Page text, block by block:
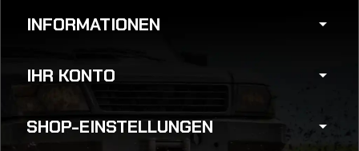
INFORMATIONEN arrow_drop_down
IHR KONTO arrow_drop_down
SHOP-EINSTELLUNGEN arrow_drop_down